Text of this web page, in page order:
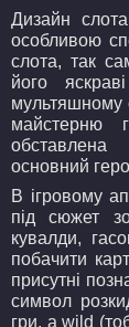
Дизайн
особливою
слота, так
його
мультяшному
майстерню
основний
В ігровому
під сюжет
кувалди,
побачити
присутні
символ
гри, а wild